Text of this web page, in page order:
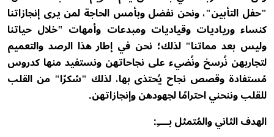
"حفل التأبين"، ونحن نفضل وبأمس الحاجة لمن يرى إنجازاتنا
كنساء ورياديات وقياديات ومبدعات وأمهات "خلال حياتنا
وليس بعد مماتنا" لذلك؛ نحن في إطار هذا الرصد والتعميم
لتجاربهن نُرسخ ونُضيء على نجاحاتهن ونستفيد منها كدروس
مُستفادة وقصص نجاح يُحتذى بها، لذلك "شكرًا" من القلب
للقلب وننحني احترامًا لجهودهن وإنجازاتهن.
الهدف الثاني والمُتمثل بــــِ: